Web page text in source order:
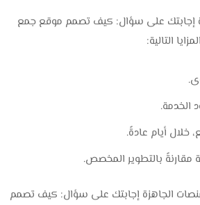
إجابتك على سؤال: كيف تصمم موقع جمع
التالية:
الخدمة.
خلال أيام عادةً.
مقارنةً بالتطوير المخصص.
الجاهزة إجابتك على سؤال: كيف تصمم